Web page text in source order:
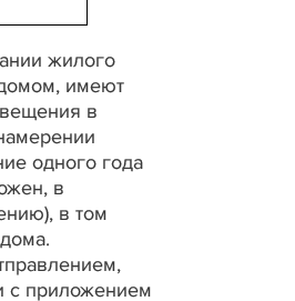
жилого
имеют
в
одного года
в
в том
с приложением